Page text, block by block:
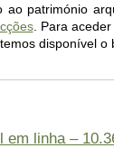
património
. Para
disponível o
linha –